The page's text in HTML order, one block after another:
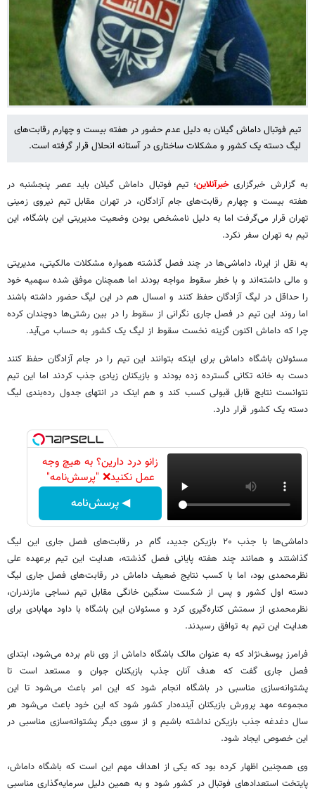
تیم فوتبال داماش گیلان به دلیل عدم حضور در هفته بیست و چهارم رقابت‌های
لیگ دسته یک کشور و مشکلات ساختاری در آستانه انحلال قرار گرفته است.
به گزارش خبرگزاریخبرآنلاین؛ تیم فوتبال داماش گیلان باید عصر پنجشنبه در
هفته بیست و چهارم رقابت‌های جام آزادگان، در تهران مقابل تیم نیروی زمینی
تهران قرار می‌گرفت اما به دلیل نامشخص بودن وضعیت مدیریتی این باشگاه، این
تیم به تهران سفر نکرد.
به نقل از ایرنا، داماشی‌ها در چند فصل گذشته همواره مشکلات مالکیتی، مدیریتی
و مالی داشته‌اند و با خطر سقوط مواجه بودند اما همچنان موفق شده سهمیه خود
را حداقل در لیگ آزادگان حفظ کنند و امسال هم در این لیگ حضور داشته باشند
اما روند این تیم در فصل جاری نگرانی از سقوط را در بین رشتی‌ها دوچندان کرده
چرا که داماش اکنون گزینه نخست سقوط از لیگ یک کشور به حساب می‌آید.
مسئولان باشگاه داماش برای اینکه بتوانند این تیم را در جام آزادگان حفظ کنند
دست به خانه تکانی گسترده زده بودند و بازیکنان زیادی جذب کردند اما این تیم
نتوانست نتایج قابل قبولی کسب کند و هم اینک در انتهای جدول رده‌بندی لیگ
دسته یک کشور قرار دارد.
زانو درد دارین؟ به هیچ وجه
عمل نکنید❌ "پرسش‌نامه"
◀ پرسش‌نامه
داماشی‌ها با جذب ۲۰ بازیکن جدید، گام در رقابت‌های فصل جاری این لیگ
گذاشتند و همانند چند هفته پایانی فصل گذشته، هدایت این تیم برعهده علی
نظرمحمدی بود، اما با کسب نتایج ضعیف داماش در رقابت‌های فصل جاری لیگ
دسته اول کشور و پس از شکست سنگین خانگی مقابل تیم نساجی مازندران،
نظرمحمدی از سمتش کناره‌گیری کرد و مسئولان این باشگاه با داود مهابادی برای
هدایت این تیم به توافق رسیدند.
فرامرز یوسف‌نژاد که به عنوان مالک باشگاه داماش از وی نام برده می‌شود، ابتدای
فصل جاری گفت که هدف آنان جذب بازیکنان جوان و مستعد است تا
پشتوانه‌سازی مناسبی در باشگاه انجام شود که این امر باعث می‌شود تا این
مجموعه مهد پرورش بازیکنان آینده‌دار کشور شود که این خود باعث می‌شود هر
سال دغدغه جذب بازیکن نداشته باشیم و از سوی دیگر پشتوانه‌سازی مناسبی در
این خصوص ایجاد شود.
وی همچنین اظهار کرده بود که یکی از اهداف مهم این است که باشگاه داماش،
پایتخت استعدادهای فوتبال در کشور شود و به همین دلیل سرمایه‌گذاری مناسبی